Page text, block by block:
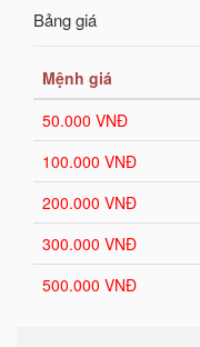
Bảng giá
Mệnh giá
50.000 VNĐ
100.000 VNĐ
200.000 VNĐ
300.000 VNĐ
500.000 VNĐ